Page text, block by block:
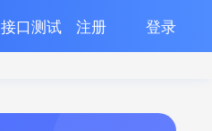
接口测试 注册 登录